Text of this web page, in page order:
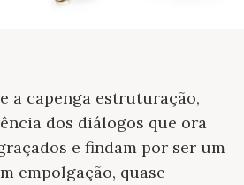
a capenga estruturação,
dos diálogos que ora
e findam por ser um
empolgação, quase